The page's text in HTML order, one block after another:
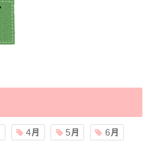
4月 5月 6月